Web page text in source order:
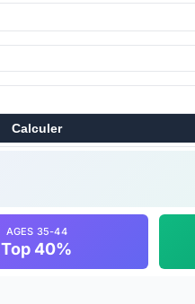
Calculer
AGES 35-44
Top 40%